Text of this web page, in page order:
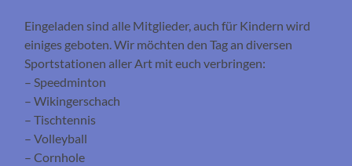
Eingeladen sind alle Mitglieder, auch für Kindern wird
einiges geboten. Wir möchten den Tag an diversen
Sportstationen aller Art mit euch verbringen:
– Speedminton
– Wikingerschach
– Tischtennis
– Volleyball
– Cornhole